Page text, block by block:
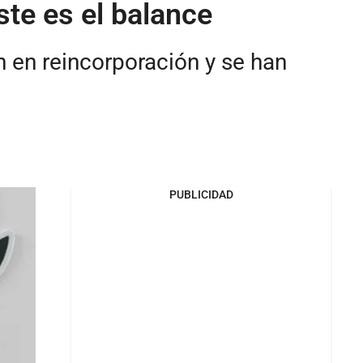
es el balance
reincorporación y se han
PUBLICIDAD